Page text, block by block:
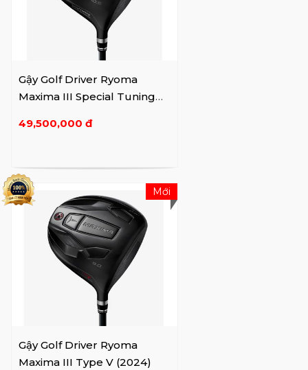
Gậy Golf Driver Ryoma
Maxima III Special Tuning
49,500,000 đ
Gậy Golf Driver Ryoma
Maxima III Type V (2024)
Mới